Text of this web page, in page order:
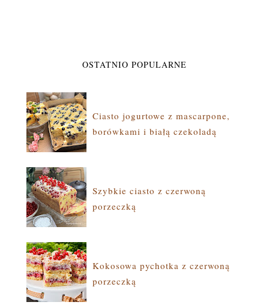
OSTATNIO POPULARNE
Ciasto jogurtowe z mascarpone,
borówkami i białą czekoladą
Szybkie ciasto z czerwoną
porzeczką
Kokosowa pychotka z czerwoną
porzeczką